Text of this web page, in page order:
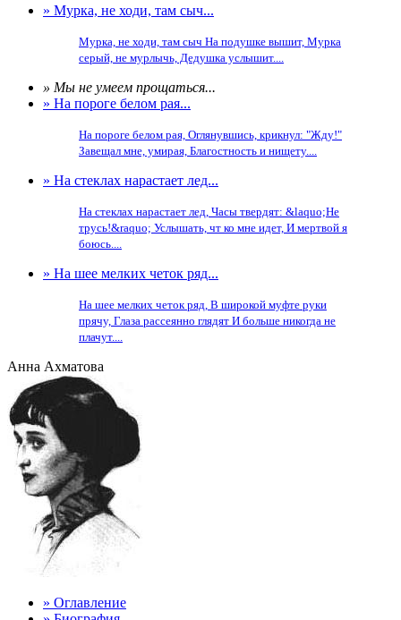
» Мурка, не ходи, там сыч...
Мурка, не ходи, там сыч На подушке вышит, Мурка
серый, не мурлычь, Дедушка услышит....
» Мы не умеем прощаться...
» На пороге белом рая...
На пороге белом рая, Оглянувшись, крикнул: "Жду!"
Завещал мне, умирая, Благостность и нищету....
» На стеклах нарастает лед...
На стеклах нарастает лед, Часы твердят: &laquo;Не
трусь!&raquo; Услышать, чт ко мне идет, И мертвой я
боюсь....
» На шее мелких четок ряд...
На шее мелких четок ряд, В широкой муфте руки
прячу, Глаза рассеянно глядят И больше никогда не
плачут....
Анна Ахматова
» Оглавление